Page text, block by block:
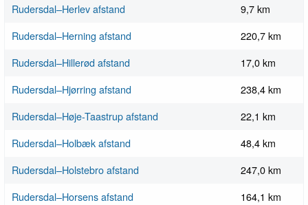
Rudersdal–Herlev afstand
9,7 km
Rudersdal–Herning afstand
220,7 km
Rudersdal–Hillerød afstand
17,0 km
Rudersdal–Hjørring afstand
238,4 km
Rudersdal–Høje-Taastrup afstand
22,1 km
Rudersdal–Holbæk afstand
48,4 km
Rudersdal–Holstebro afstand
247,0 km
Rudersdal–Horsens afstand
164,1 km